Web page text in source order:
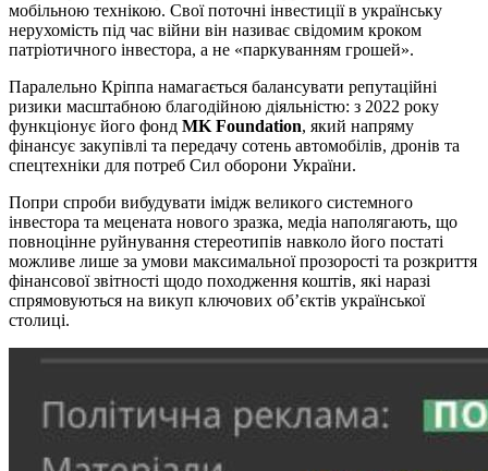
мобільною технікою. Свої поточні інвестиції в українську
нерухомість під час війни він називає свідомим кроком
патріотичного інвестора, а не «паркуванням грошей».
Паралельно Кріппа намагається балансувати репутаційні
ризики масштабною благодійною діяльністю: з 2022 року
функціонує його фонд MK Foundation, який напряму
фінансує закупівлі та передачу сотень автомобілів, дронів та
спецтехніки для потреб Сил оборони України.
Попри спроби вибудувати імідж великого системного
інвестора та мецената нового зразка, медіа наполягають, що
повноцінне руйнування стереотипів навколо його постаті
можливе лише за умови максимальної прозорості та розкриття
фінансової звітності щодо походження коштів, які наразі
спрямовуються на викуп ключових об’єктів української
столиці.